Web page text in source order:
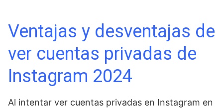
Ventajas y desventajas de
ver cuentas privadas de
Instagram 2024
Al intentar ver cuentas privadas en Instagram en